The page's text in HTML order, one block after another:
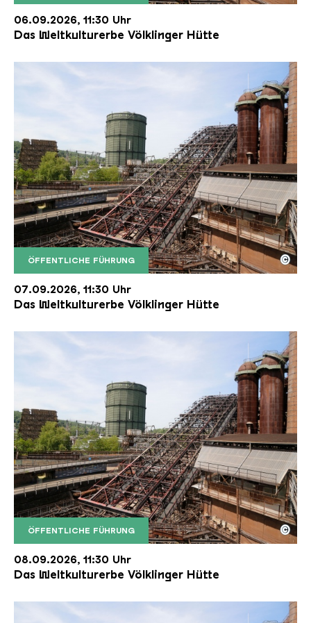
Der Erzschrägaufzug der Völklinger Hütte mit
Copyright: Weltkulturerbe Völklinger Hütte | Karl
06.09.2026, 11:30 Uhr
Das Weltkulturerbe Völklinger Hütte
ÖFFENTLICHE FÜHRUNG
Der Erzschrägaufzug der Völklinger Hütte mit
Copyright: Weltkulturerbe Völklinger Hütte | Karl
©
07.09.2026, 11:30 Uhr
Das Weltkulturerbe Völklinger Hütte
ÖFFENTLICHE FÜHRUNG
Der Erzschrägaufzug der Völklinger Hütte mit
Copyright: Weltkulturerbe Völklinger Hütte | Karl
©
08.09.2026, 11:30 Uhr
Das Weltkulturerbe Völklinger Hütte